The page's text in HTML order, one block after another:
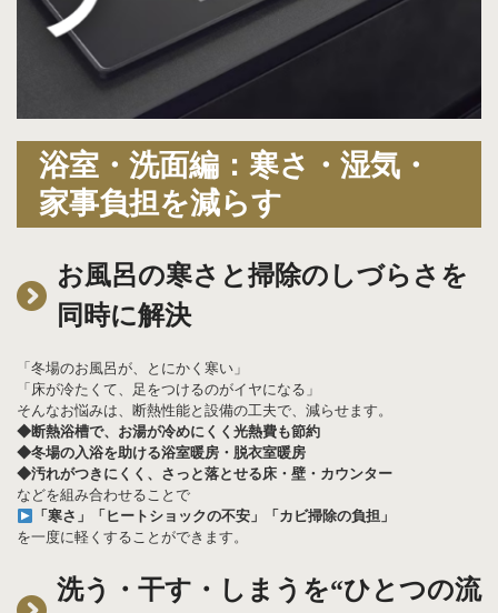
浴室・洗面編：寒さ・湿気・
家事負担を減らす
お風呂の寒さと掃除のしづらさを
同時に解決
「冬場のお風呂が、とにかく寒い」
「床が冷たくて、足をつけるのがイヤになる」
そんなお悩みは、断熱性能と設備の工夫で、減らせます。
◆断熱浴槽で、お湯が冷めにくく光熱費も節約
◆冬場の入浴を助ける浴室暖房・脱衣室暖房
◆汚れがつきにくく、さっと落とせる床・壁・カウンター
などを組み合わせることで
「寒さ」「ヒートショックの不安」「カビ掃除の負担」
を一度に軽くすることができます。
洗う・干す・しまうを“ひとつの流